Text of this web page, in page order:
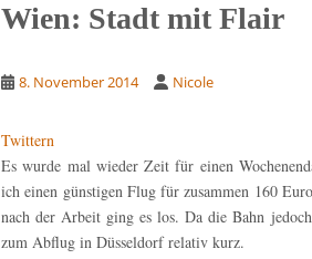
Wien: Stadt mit Flair
8. November 2014 Nicole
Twittern
Es wurde mal wieder Zeit für einen
ich einen günstigen Flug für zusammen 160
nach der Arbeit ging es los. Da die Bahn
zum Abflug in Düsseldorf relativ kurz.